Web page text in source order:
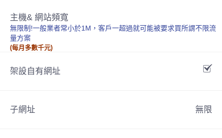
主機& 網站頻寬
無限制!一般業者常小於1M，客戶一超過就可能被要求買所謂不限流
量方案
(每月多數千元)
架設自有網址
子網址 無限